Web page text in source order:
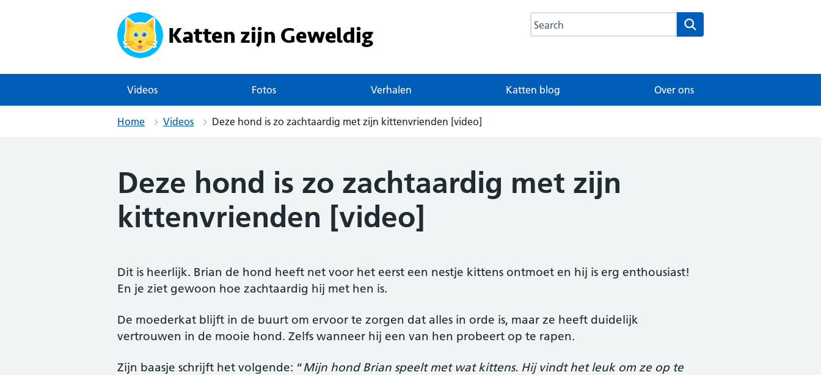
Search this website Search
Videos Fotos Verhalen Katten blog Over ons
Home Videos Deze hond is zo zachtaardig met zijn kittenvrienden [video]
Deze hond is zo zachtaardig met zijn
kittenvrienden [video]
Dit is heerlijk. Brian de hond heeft net voor het eerst een nestje kittens ontmoet en hij is erg enthousiast!
En je ziet gewoon hoe zachtaardig hij met hen is.
De moederkat blijft in de buurt om ervoor te zorgen dat alles in orde is, maar ze heeft duidelijk
vertrouwen in de mooie hond. Zelfs wanneer hij een van hen probeert op te rapen.
Zijn baasje schrijft het volgende: “Mijn hond Brian speelt met wat kittens. Hij vindt het leuk om ze op te